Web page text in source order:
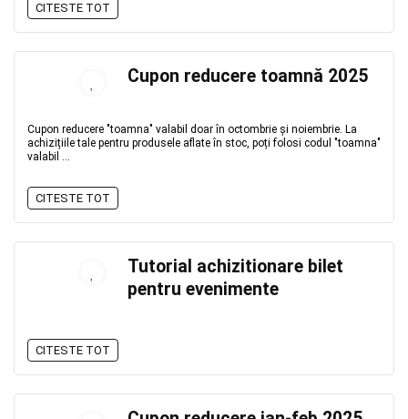
CITESTE TOT
Cupon reducere toamnă 2025
Cupon reducere "toamna" valabil doar în octombrie și noiembrie. La
achizițiile tale pentru produsele aflate în stoc, poți folosi codul "toamna"
valabil ...
CITESTE TOT
Tutorial achizitionare bilet
pentru evenimente
CITESTE TOT